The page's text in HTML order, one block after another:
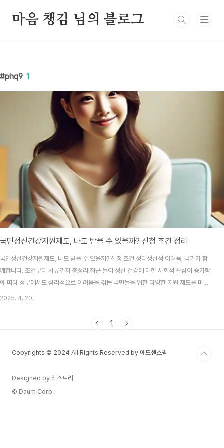
마음 챙김 님의 블로그
phq9 1
국민정신건강지원제도, 나도 받을 수 있을까? 신청 조건 정리
국민정신건강지원제도, 나도 받을 수 있을까? 신청 조건 정리정신적 어려움, 국가가 함
께합니다. 조건부터 서류까지 총정리!최근 들어 정신 건강에 대한 사회적 관심이 증가함
에 따라 정부에서도 심리적으로 어려움을 겪는 국민들을 위한 다양한 지원 제도를 마련
하고 있습니다. 특히, ‘전국민 마음투자 지원사업’으로 불리는 국민정신건강지원제도는
에서 우울증 위험이 확인되셨다면 ..
2025. 4. 20.
1
Copyrights © 2024 All Rights Reserved by 애드센스팜
Designed by 티스토리
© Daum Corp.